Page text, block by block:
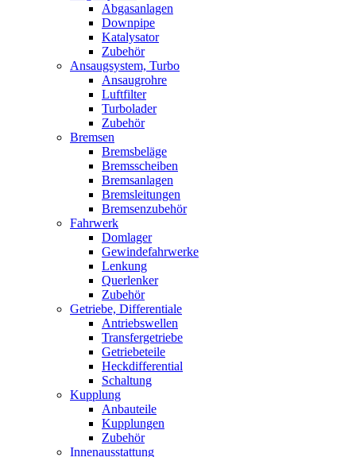
Abgasanlagen
Downpipe
Katalysator
Zubehör
Ansaugsystem, Turbo
Ansaugrohre
Luftfilter
Turbolader
Zubehör
Bremsen
Bremsbeläge
Bremsscheiben
Bremsanlagen
Bremsleitungen
Bremsenzubehör
Fahrwerk
Domlager
Gewindefahrwerke
Lenkung
Querlenker
Zubehör
Getriebe, Differentiale
Antriebswellen
Transfergetriebe
Getriebeteile
Heckdifferential
Schaltung
Kupplung
Anbauteile
Kupplungen
Zubehör
Innenausstattung